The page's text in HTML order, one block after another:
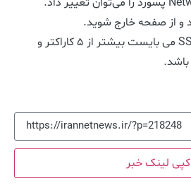
توجه داشته باشید که SSID می بایست بیشتر از ۵ کاراکتر و
کپی لینک خبر